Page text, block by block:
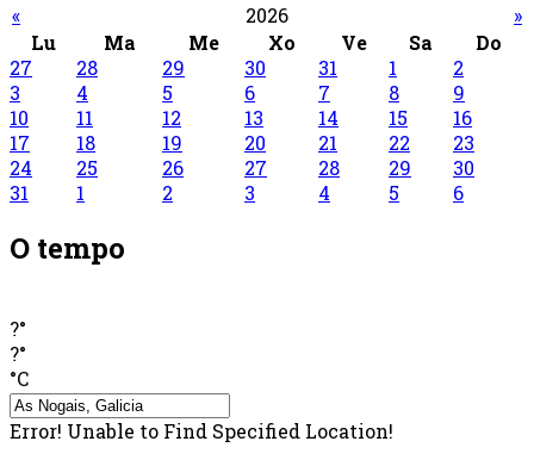
« 2026
»
Lu
Ma Me Xo Ve Sa
Do
27
28 29 30 31 1
2
3
4 5 6 7 8
9
10
11 12 13 14 15
16
17
18 19 20 21 22
23
24
25 26 27 28 29
30
31
1 2 3 4 5 6
O tempo
?°
?°
°C
Error! Unable to Find Specified Location!